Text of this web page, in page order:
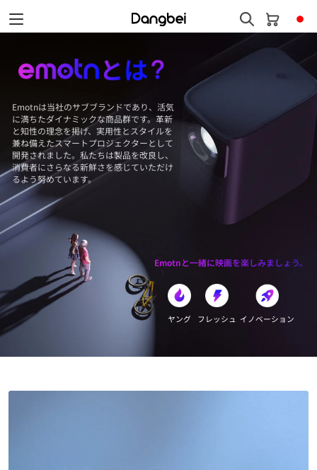
Emotnは当社のサブブランドであり、活気
に満ちたダイナミックな商品群です。革新
と知性の理念を掲げ、実用性とスタイルを
兼ね備えたスマートプロジェクターとして
開発されました。私たちは製品を改良し、
消費者にさらなる新鮮さを感じていただけ
るよう努めています。
Emotnと一緒に映画を楽しみましょう。
ヤング フレッシュ イノベーション